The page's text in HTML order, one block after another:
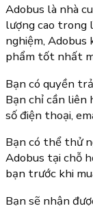
Adobus là nhà
lượng cao trong
nghiệm, Adobus
phẩm tốt nhất
Bạn có quyền
Bạn chỉ cần liên
số điện thoại,
Bạn có thể thử
Adobus tại chỗ
bạn trước khi
Bạn sẽ nhận